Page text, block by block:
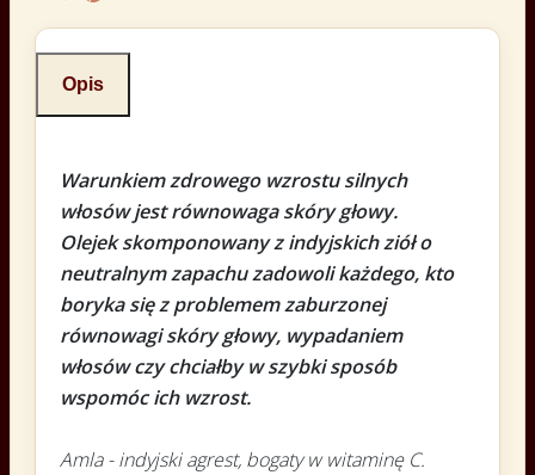
Opis
Warunkiem zdrowego wzrostu silnych
włosów jest równowaga skóry głowy.
Olejek skomponowany z indyjskich ziół o
neutralnym zapachu zadowoli każdego, kto
boryka się z problemem zaburzonej
równowagi skóry głowy, wypadaniem
włosów czy chciałby w szybki sposób
wspomóc ich wzrost.
Amla - indyjski agrest, bogaty w witaminę C.